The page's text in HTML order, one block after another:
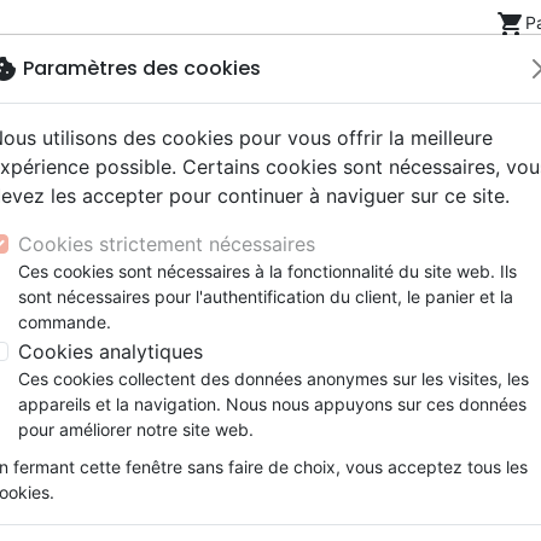
shopping_cart
NouveautésBibles
Segond 21
Segond
NEG
Livres
Famille, couple
Souffrance, Relation d'aide
Santé
eBooks
Couple
Méditations
Souffrance, Relation d'aide
Psychologie
Jeunesse
ans
Bibles jeunesse
Latino, Folk
Soul
Instrumental
Louange, Adoration
Hardrock, Métal
conférences
Documentaires, reportages
Accessoires de Bible
Papeterie
Bible Schlachter 2000 d'étude - Fibrocuir, tranche or,
Allemand, Bible Schlachter
Version :Schlachter 2000
RéférenceSCH255036 EAN9782608253569
Description
Diese volkstümliche, gut
zum Urtext und ihre seelsorgerliche
Paramètres des cookies
utilisons des cookies pour vous offrir la meilleure
possible. Certains cookies sont nécessaires,
les accepter pour continuer à naviguer sur ce site.
Cookies strictement nécessaires
Ces cookies sont nécessaires à la fonctionnalité du site web. Ils
sont nécessaires pour l'authentification du client, le panier et la
commande.
Cookies analytiques
Ces cookies collectent des données anonymes sur les visites, les
appareils et la navigation. Nous nous appuyons sur ces données
pour améliorer notre site web.
fermant cette fenêtre sans faire de choix, vous acceptez tous les